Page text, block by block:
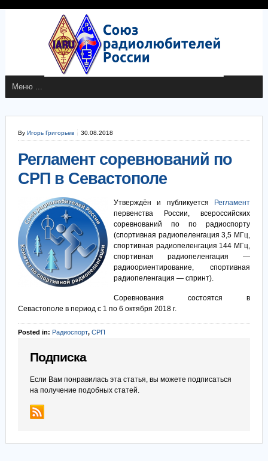
By Игорь Григорьев 30.08.2018
Регламент соревнований по
СРП в Севастополе
Утверждён и публикуется
Регламент
первенства России, всероссийских
соревнований по по радиоспорту
(спортивная радиопеленгация 3,5 МГц,
спортивная радиопеленгация 144 МГц,
спортивная радиопеленгация —
радиоориентирование, спортивная
радиопеленгация — спринт).
Соревнования состоятся в
Севастополе в период с 1 по 6 октября 2018 г.
Posted in: Радиоспорт, СРП
Подписка
Если Вам понравилась эта статья, вы можете подписаться
на получение подобных статей.